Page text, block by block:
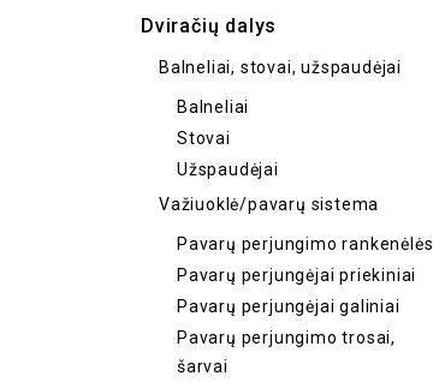
Dviračių dalys
Balneliai, stovai, užspaudėjai
Balneliai
Stovai
Užspaudėjai
Važiuoklė/pavarų sistema
Pavarų perjungimo rankenėlės
Pavarų perjungėjai priekiniai
Pavarų perjungėjai galiniai
Pavarų perjungimo trosai,
šarvai